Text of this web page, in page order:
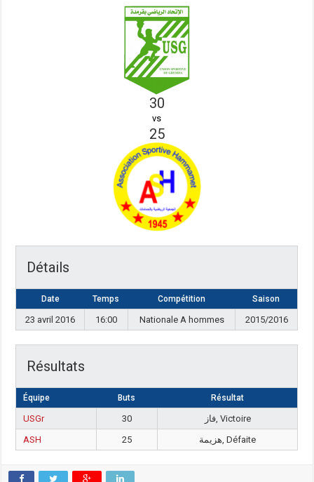
30
vs
25
Détails
Date Temps Compétition Saison
23 avril 2016 16:00 Nationale A hommes 2015/2016
Résultats
Équipe Buts Résultat
USGr 30
فاز, Victoire
ASH
25 هزيمة, Défaite